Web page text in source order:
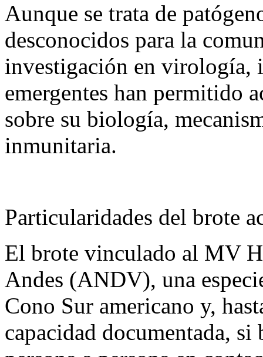
Aunque se trata de
desconocidos para la
investigación en virología,
emergentes han permitido
sobre su biología,
inmunitaria.
Particularidades del brote
El brote vinculado al MV
Andes (ANDV), una
Cono Sur americano y,
capacidad documentada,